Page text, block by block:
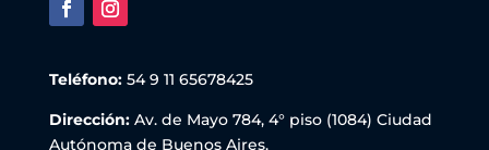
Teléfono: 54 9 11 65678425
Dirección:Av. de Mayo 784, 4° piso (1084) Ciudad
Autónoma de Buenos Aires.